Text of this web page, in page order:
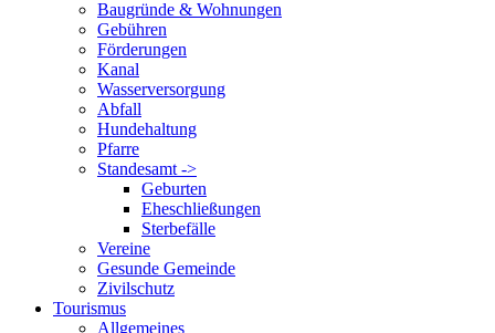
Baugründe & Wohnungen
Gebühren
Förderungen
Kanal
Wasserversorgung
Abfall
Hundehaltung
Pfarre
Standesamt ->
Geburten
Eheschließungen
Sterbefälle
Vereine
Gesunde Gemeinde
Zivilschutz
Tourismus
Allgemeines